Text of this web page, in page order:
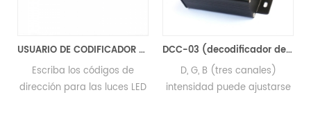
USUARIO DE CODIFICADOR DMX
Escriba los códigos de
dirección para las luces LED
DCC-03 (decodificador de LED DMX bajo agua, luces LED Empotrable
D, G, B (tres canales)
intensidad puede ajustarse